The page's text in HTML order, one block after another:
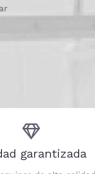
garantizada